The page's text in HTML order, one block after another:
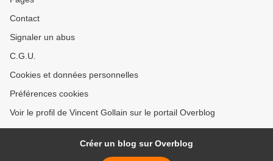
Contact
Signaler un abus
C.G.U.
Cookies et données personnelles
Préférences cookies
Voir le profil de Vincent Gollain sur le portail Overblog
Créer un blog sur Overblog